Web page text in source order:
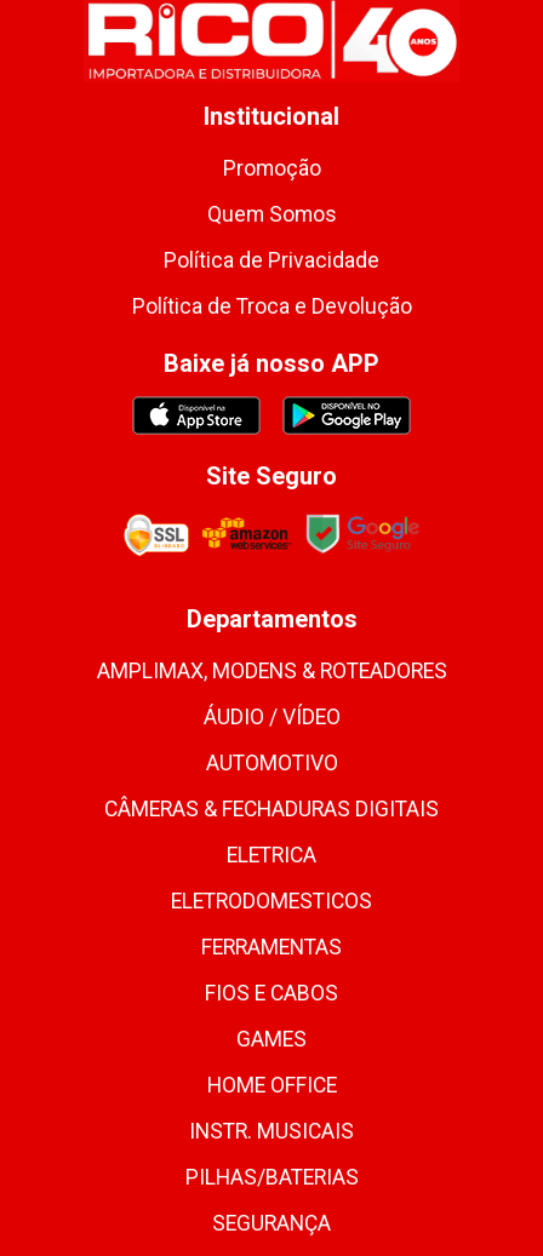
Institucional
Promoção
Quem Somos
Política de Privacidade
Política de Troca e Devolução
Baixe já nosso APP
Site Seguro
Departamentos
AMPLIMAX, MODENS & ROTEADORES
ÁUDIO / VÍDEO
AUTOMOTIVO
CÂMERAS & FECHADURAS DIGITAIS
ELETRICA
ELETRODOMESTICOS
FERRAMENTAS
FIOS E CABOS
GAMES
HOME OFFICE
INSTR. MUSICAIS
PILHAS/BATERIAS
SEGURANÇA